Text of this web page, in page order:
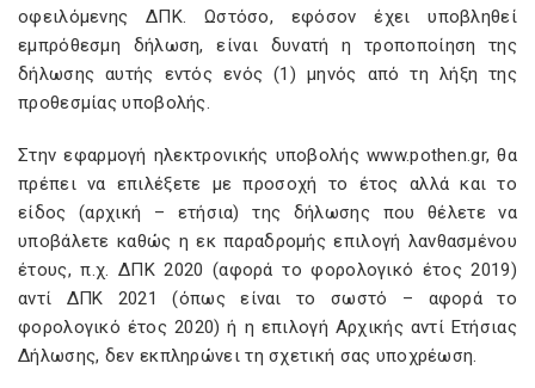
οφειλόμενης ΔΠΚ. Ωστόσο, εφόσον έχει υποβληθεί
εμπρόθεσμη δήλωση, είναι δυνατή η τροποποίηση της
δήλωσης αυτής εντός ενός (1) μηνός από τη λήξη της
προθεσμίας υποβολής.
Στην εφαρμογή ηλεκτρονικής υποβολής www.pothen.gr, θα
πρέπει να επιλέξετε με προσοχή το έτος αλλά και το
είδος (αρχική – ετήσια) της δήλωσης που θέλετε να
υποβάλετε καθώς η εκ παραδρομής επιλογή λανθασμένου
έτους, π.χ. ΔΠΚ 2020 (αφορά το φορολογικό έτος 2019)
αντί ΔΠΚ 2021 (όπως είναι το σωστό – αφορά το
φορολογικό έτος 2020) ή η επιλογή Αρχικής αντί Ετήσιας
Δήλωσης, δεν εκπληρώνει τη σχετική σας υποχρέωση.